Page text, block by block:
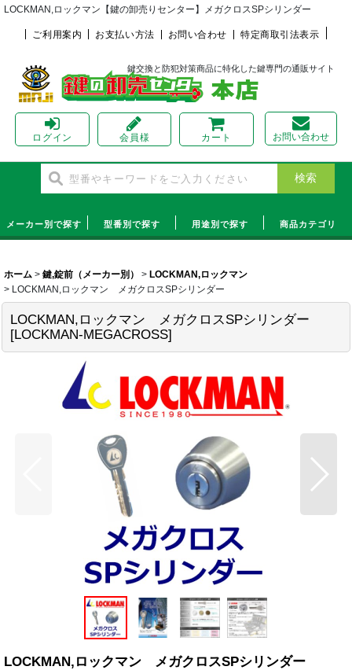
LOCKMAN,ロックマン【鍵の卸売りセンター】メガクロスSPシリンダー
ご利用案内 お支払い方法 お問い合わせ 特定商取引法表示
鍵交換と防犯対策商品に特化した鍵専門の通販サイト
ログイン 会員様 カート お問い合わせ
メーカー別で探す 型番別で探す 用途別で探す 商品カテゴリ
ホーム > 鍵,錠前（メーカー別） > LOCKMAN,ロックマン
> LOCKMAN,ロックマン メガクロスSPシリンダー
LOCKMAN,ロックマン メガクロスSPシリンダー
[LOCKMAN-MEGACROSS]
LOCKMAN,ロックマン メガクロスSPシリンダー